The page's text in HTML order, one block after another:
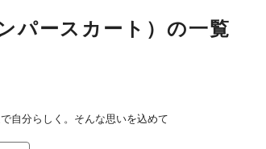
パースカート）の一覧
自分らしく。そんな思いを込めて